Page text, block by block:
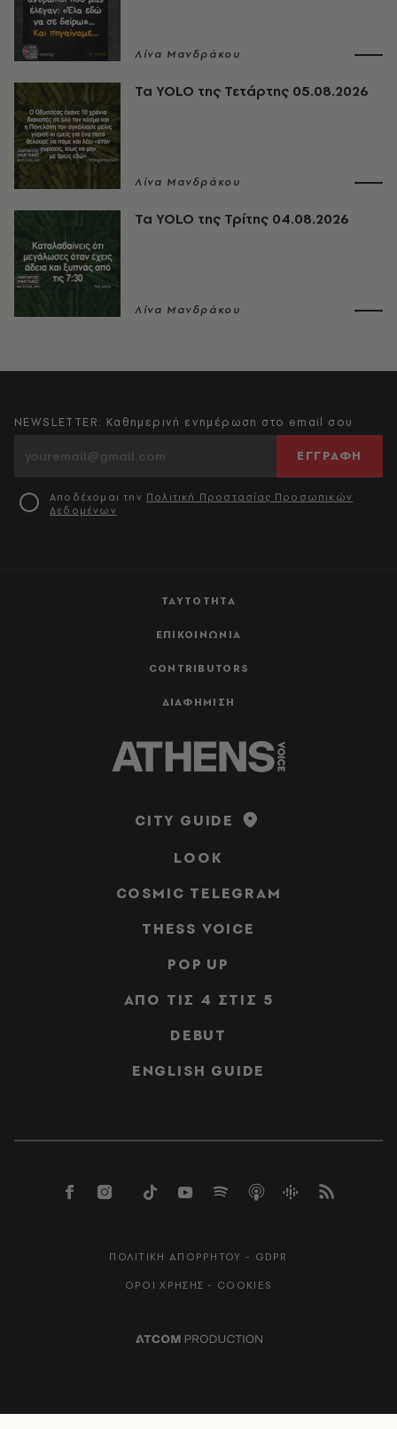
Λίνα Μανδράκου
Τα YOLO της Τετάρτης 05.08.2026
Λίνα Μανδράκου
Τα YOLO της Τρίτης 04.08.2026
Λίνα Μανδράκου
ΤΑΥΤΟΤΗΤΑ
ΕΠΙΚΟΙΝΩΝΙΑ
CONTRIBUTORS
ΔΙΑΦΗΜΙΣΗ
NEWSLETTER: Καθημερινή ενημέρωση στο email σου
ΕΓΓΡΑΦΗ
Αποδέχομαι την Πολιτική Προστασίας Προσωπικών
Δεδομένων
CITY GUIDE
LOOK
COSMIC TELEGRAM
THESS VOICE
POP UP
ΑΠΟ ΤΙΣ 4 ΣΤΙΣ 5
DEBUT
ENGLISH GUIDE
ΠΟΛΙΤΙΚΗ ΑΠΟΡΡΗΤΟΥ - GDPR
ΟΡΟΙ ΧΡΗΣΗΣ - COOKIES